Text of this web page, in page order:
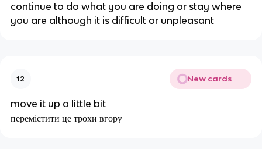
continue to do what you are doing or stay where
you are although it is difficult or unpleasant
12 New cards
move it up a little bit
перемістити це трохи вгору